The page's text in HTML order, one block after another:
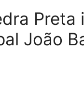
Preta
João